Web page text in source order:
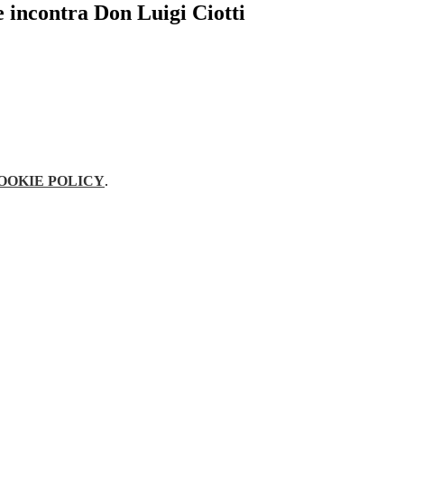
incontra Don Luigi Ciotti
POLICY.